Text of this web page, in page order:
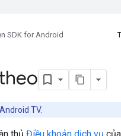
SDK for Android
TV.